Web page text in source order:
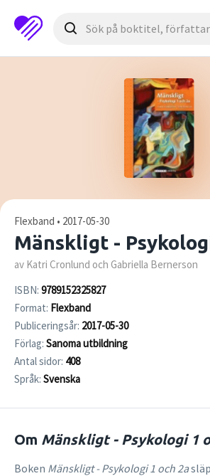
Flexband • 2017-05-30
Mänskligt -
av Katri Cronlund och Gabriella Bernerson
ISBN: 9789152325827
Format: Flexband
Publiceringsår: 2017-05-30
Förlag: Sanoma utbildning
Antal sidor: 408
Språk: Svenska
Om Mänskligt - Psykologi 1
Boken Mänskligt - Psykologi 1 och 2a